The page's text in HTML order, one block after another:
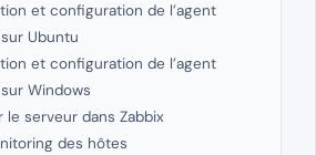
et configuration de l’agent
Ubuntu
et configuration de l’agent
Windows
le serveur dans Zabbix
des hôtes